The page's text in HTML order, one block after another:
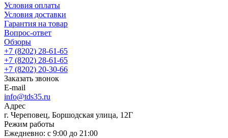
Условия оплаты
Условия доставки
Гарантия на товар
Вопрос-ответ
Обзоры
+7 (8202) 28‑61-65
+7 (8202) 28‑61-65
+7 (8202) 20‑30-66
Заказать звонок
E-mail
info@tds35.ru
Адрес
г. Череповец, Боршодская улица, 12Г
Режим работы
Ежедневно: с 9:00 до 21:00